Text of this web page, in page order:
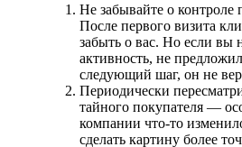
Не забывайте о контроле
После первого визита
забыть о вас. Но если вы
активность, не
следующий шаг, он не
Периодически
тайного покупателя —
компании что-то
сделать картину более